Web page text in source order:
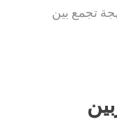
تجمع بين